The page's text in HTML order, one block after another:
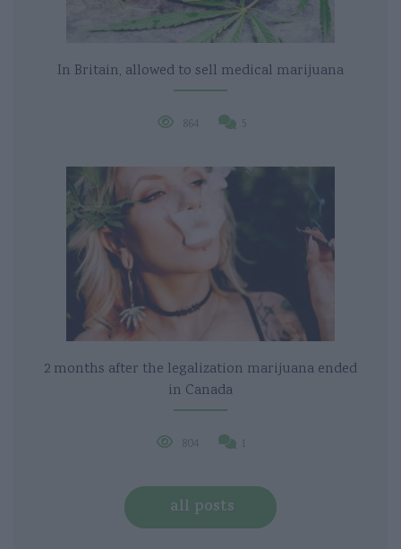
In Britain, allowed to sell medical marijuana
864 5
2 months after the legalization marijuana ended
in Canada
804 1
all posts